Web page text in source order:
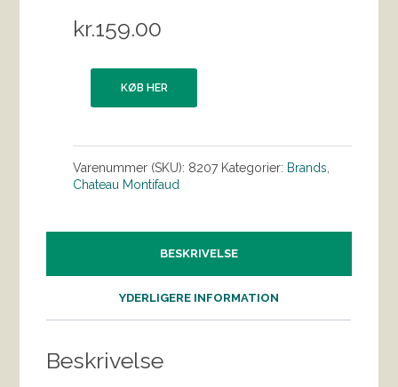
kr.159.00
KØB HER
Varenummer (SKU): 8207 Kategorier: Brands
Chateau Montifaud
BESKRIVELSE
YDERLIGERE INFORMATION
Beskrivelse